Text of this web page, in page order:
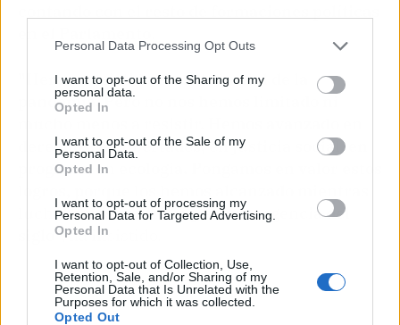
Personal Data Processing Opt Outs
I want to opt-out of the Sharing of my
personal data.
Opted In
I want to opt-out of the Sale of my
Personal Data.
Opted In
I want to opt-out of processing my
Personal Data for Targeted Advertising.
Opted In
I want to opt-out of Collection, Use,
Retention, Sale, and/or Sharing of my
Personal Data that Is Unrelated with the
Purposes for which it was collected.
Opted Out
"Hemos resistido el azote brutal de la
pandemia. Pero no nos hemos limitado ni
derechos, en libertades, en justicia social, en
progreso, en ecología. Pongamos en valor estos
luchábamos contra la peor emergencia del
siglo",ha insistido.